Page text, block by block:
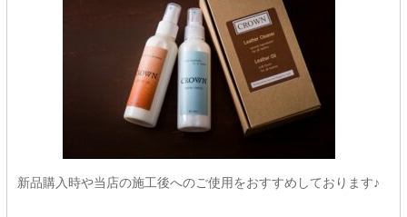
新品購入時や当店の施工後へのご使用をおすすめしております♪